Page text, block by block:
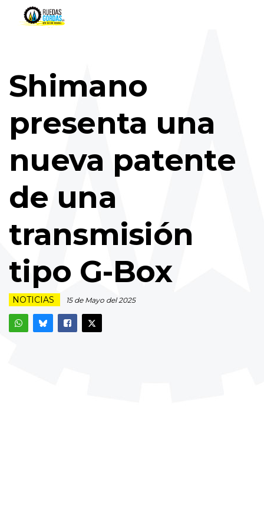
Shimano
presenta una
nueva patente
de una
transmisión
tipo G-Box
NOTICIAS 15 de Mayo del 2025